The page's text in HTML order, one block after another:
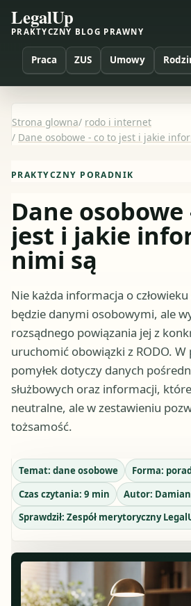
LegalUp
PRAKTYCZNY BLOG PRAWNY
Praca ZUS Umowy
Strona glowna/ rodo i internet
/ Dane osobowe - co to jest i jakie
PRAKTYCZNY PORADNIK
Dane
jest i jakie
nimi są
Nie każda informacja o
będzie danymi osobowymi, ale
rozsądnego powiązania jej z
uruchomić obowiązki z RODO.
pomyłek dotyczy danych
służbowych oraz informacji,
neutralne, ale w zestawieniu
tożsamość.
Temat: dane osobowe Forma:
Czas czytania: 9 min Autor:
Sprawdził: Zespół merytoryczny